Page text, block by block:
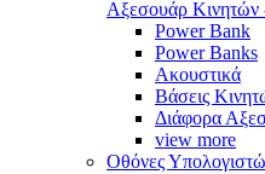
Αξεσουάρ Κινητών
Power Bank
Power Banks
Ακουστικά
Βάσεις
Διάφορα
view more
Οθόνες